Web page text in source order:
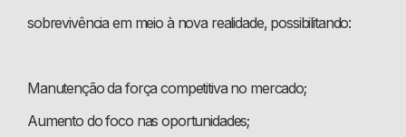
sobrevivência em meio à nova realidade, possibilitando:
Manutenção da força competitiva no mercado;
Aumento do foco nas oportunidades;